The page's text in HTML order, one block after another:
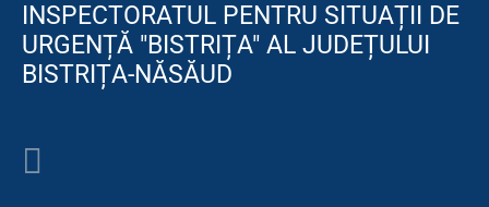
INSPECTORATUL PENTRU SITUAȚII DE
URGENȚĂ "BISTRIȚA" AL JUDEȚULUI
BISTRIȚA-NĂSĂUD